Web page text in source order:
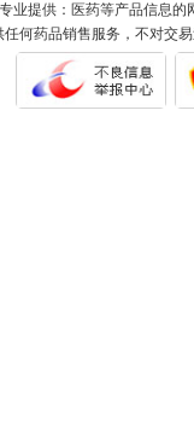
专业提供：医药等产品信息的
何药品销售服务，不对交